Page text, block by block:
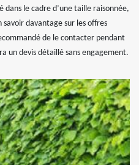
le cadre d’une taille raisonnée,
davantage sur les offres
de le contacter pendant
un devis détaillé sans engagement.